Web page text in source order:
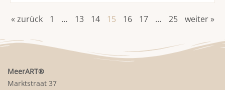
« zurück 1 … 13 14 15 16 17 … 25 weiter »
MeerART®
Marktstraat 37